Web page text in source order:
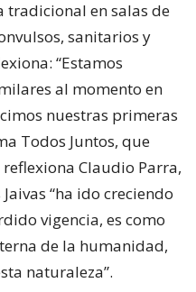
tradicional en salas de
sanitarios y
“Estamos
al momento en
nuestras primeras
Todos Juntos, que
Claudio Parra,
“ha ido creciendo
vigencia, es como
de la humanidad,
naturaleza”.